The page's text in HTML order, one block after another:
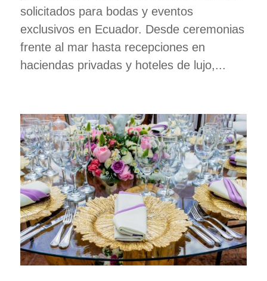
solicitados para bodas y eventos
exclusivos en Ecuador. Desde ceremonias
frente al mar hasta recepciones en
haciendas privadas y hoteles de lujo,...